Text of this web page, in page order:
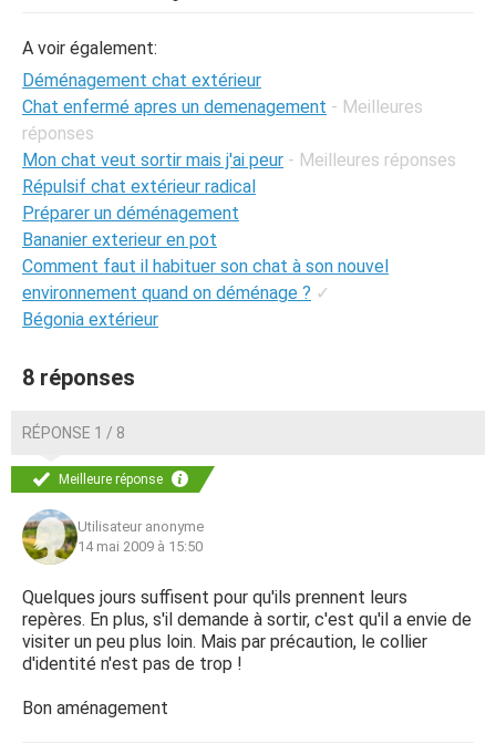
partout avec de gros yeux (comme si il traquait une
souris). Est ce qu'il pète les plombs parce qu'il ne va pas
dehors ?
A voir également:
Déménagement chat extérieur
Chat enfermé apres un demenagement - Meilleures
réponses
Mon chat veut sortir mais j'ai peur - Meilleures réponses
Répulsif chat extérieur radical
Préparer un déménagement
Bananier exterieur en pot
Comment faut il habituer son chat à son nouvel
environnement quand on déménage ? ✓
Bégonia extérieur
8 réponses
RÉPONSE 1 / 8
Meilleure réponse
Utilisateur anonyme
14 mai 2009 à 15:50
Quelques jours suffisent pour qu'ils prennent leurs
repères. En plus, s'il demande à sortir, c'est qu'il a envie de
visiter un peu plus loin. Mais par précaution, le collier
d'identité n'est pas de trop !
Bon aménagement